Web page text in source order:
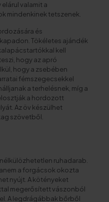
valamit a
mindenkinek tetszenek.
és
Tökéletes ajándék
kell
hogy az apró
hogy a zsebében
fémszegecsekkel
a terhelésnek, míg a
a hordozott
Az öv készülhet
szövetből.
ruhadarab.
a forgácsok okozta
nyújt. A kötényeket
megerősített vászonból
A legdrágábbak bőrből